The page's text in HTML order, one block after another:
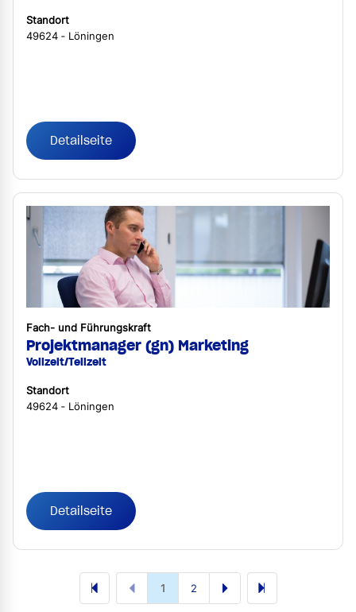
Standort
49624 ‐ Löningen
Detailseite
Fach- und Führungskraft
Projektmanager (gn) Marketing
Vollzeit/Teilzeit
Standort
49624 ‐ Löningen
Detailseite
1 2